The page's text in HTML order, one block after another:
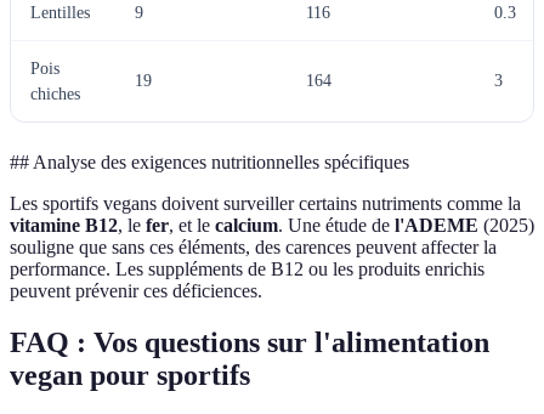
Lentilles 9 116 0.3
Pois
chiches
19 164 3
## Analyse des exigences nutritionnelles spécifiques
Les sportifs vegans doivent surveiller certains nutriments comme la
vitamine B12, le fer, et le calcium. Une étude de l'ADEME (2025)
souligne que sans ces éléments, des carences peuvent affecter la
performance. Les suppléments de B12 ou les produits enrichis
peuvent prévenir ces déficiences.
FAQ : Vos questions sur l'alimentation
vegan pour sportifs